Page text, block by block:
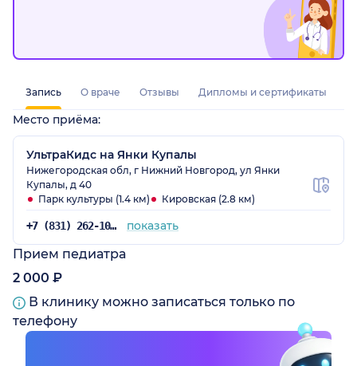
Запись О враче Отзывы Дипломы и сертификаты
Место приёма:
УльтраКидс на Янки Купалы
Нижегородская обл, г Нижний Новгород, ул Янки
Купалы, д 40
Парк культуры (1.4 км)
Кировская (2.8 км)
+7 (831) 262-10-04 показать
Прием педиатра
2 000 ₽
В клинику можно записаться только по
телефону